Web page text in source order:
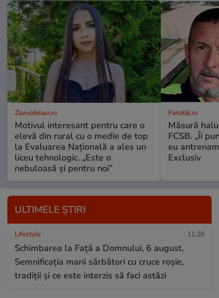
ZiaruldeIasi.ro
Motivul interesant pentru care o
elevă din rural cu o medie de top
la Evaluarea Națională a ales un
liceu tehnologic. „Este o
nebuloasă și pentru noi”
Fanatik.ro
Măsură
FCSB. „Îi
eu
Exclusiv
ULTIMELE ȘTIRI
Lifestyle 11:28
Schimbarea la Față a Domnului, 6 august.
Semnificația marii sărbători cu cruce roșie,
tradiții și ce este interzis să faci astăzi